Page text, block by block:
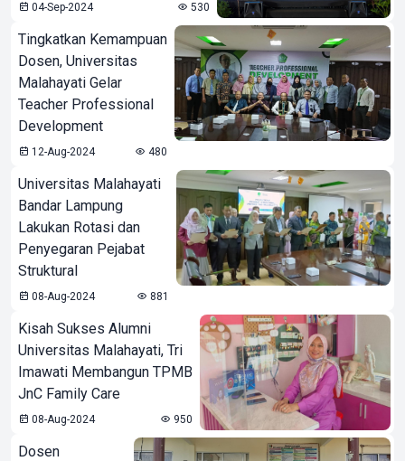
04-Sep-2024 530
Tingkatkan Kemampuan
Dosen, Universitas
Malahayati Gelar
Teacher Professional
Development
12-Aug-2024 480
Universitas Malahayati
Bandar Lampung
Lakukan Rotasi dan
Penyegaran Pejabat
Struktural
08-Aug-2024 881
Kisah Sukses Alumni
Universitas Malahayati, Tri
Imawati Membangun TPMB
JnC Family Care
08-Aug-2024 950
Dosen